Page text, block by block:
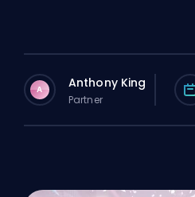
A Anthony King
Partner